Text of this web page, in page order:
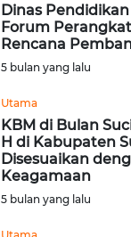
Dinas
Forum
Rencana
5 bulan yang lalu
Utama
KBM di Bulan
H di Kabupaten
Disesuaikan
Keagamaan
5 bulan yang lalu